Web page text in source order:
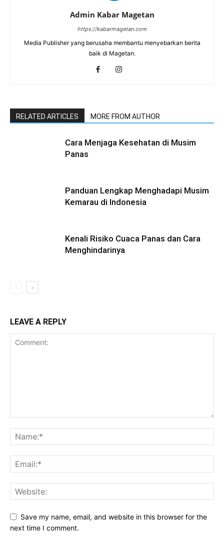
Admin Kabar Magetan
https://kabarmagetan.com
Media Publisher yang berusaha membantu menyebarkan berita
baik di Magetan.
RELATED ARTICLES MORE FROM AUTHOR
Cara Menjaga Kesehatan di Musim
Panas
Panduan Lengkap Menghadapi Musim
Kemarau di Indonesia
Kenali Risiko Cuaca Panas dan Cara
Menghindarinya
LEAVE A REPLY
Save my name, email, and website in this browser for the
next time I comment.